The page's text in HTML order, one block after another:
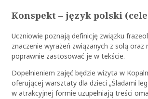
Konspekt – język polski
Uczniowie poznają definicję związku
znaczenie wyrażeń związanych z solą oraz
poprawnie zastosować je w tekście.
Dopełnieniem zajęć będzie wizyta w
oferującej warsztaty dla dzieci „Śladami
w atrakcyjnej formie uzupełniają treści